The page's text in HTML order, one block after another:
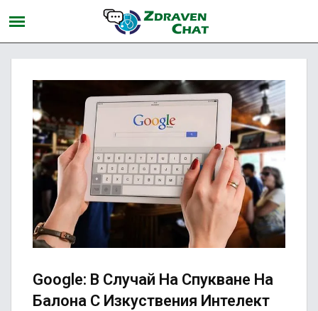
Google: В Случай На Спукване На
Балона С Изкуствения Интелект